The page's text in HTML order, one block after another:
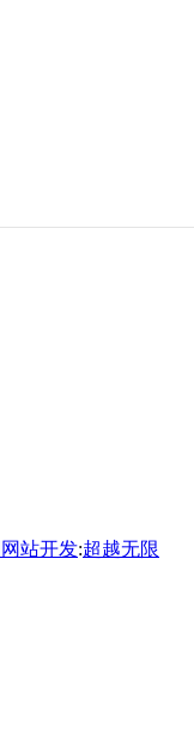
网站开发:超越无限